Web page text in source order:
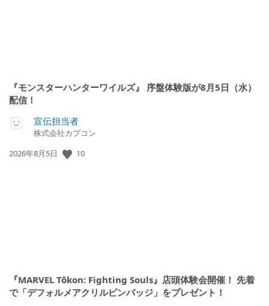
『モンスターハンターワイルズ』 序盤体験版が8月5日（水）
配信！
宣伝担当者
株式会社カプコン
公
2026年8月5日 10
『MARVEL Tōkon: Fighting Souls』店頭体験会開催！ 先着
で「デフォルメアクリルピンバッジ」をプレゼント！